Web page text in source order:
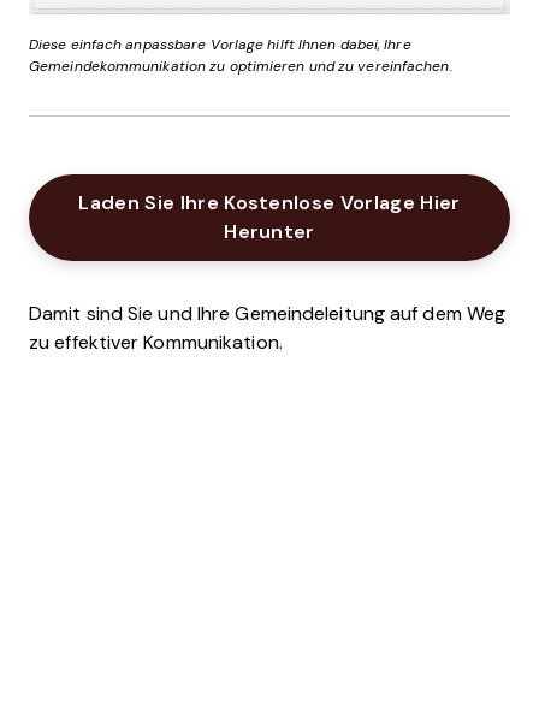
Diese einfach anpassbare Vorlage hilft Ihnen dabei, Ihre
Gemeindekommunikation zu optimieren und zu vereinfachen.
Laden Sie Ihre Kostenlose Vorlage Hier
Herunter Opens New Window
Damit sind Sie und Ihre Gemeindeleitung auf dem Weg
zu effektiver Kommunikation.